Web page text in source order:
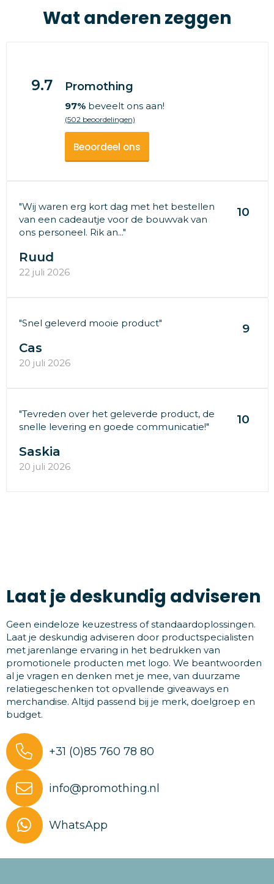
Wat anderen zeggen
9.7 Promothing
97%beveelt ons aan!
(502 beoordelingen)
Beoordeel ons
"Wij waren erg kort dag met het bestellen
van een cadeautje voor de bouwvak van
ons personeel. Rik an..."
10
Ruud
22 juli 2026
"Snel geleverd mooie product" 9
Cas
20 juli 2026
"Tevreden over het geleverde product, de
snelle levering en goede communicatie!"
10
Saskia
20 juli 2026
Laat je deskundig adviseren
Geen eindeloze keuzestress of standaardoplossingen.
Laat je deskundig adviseren door productspecialisten
met jarenlange ervaring in het bedrukken van
promotionele producten met logo. We beantwoorden
al je vragen en denken met je mee, van duurzame
relatiegeschenken tot opvallende giveaways en
merchandise. Altijd passend bij je merk, doelgroep en
budget.
+31 (0)85 760 78 80
info@promothing.nl
WhatsApp